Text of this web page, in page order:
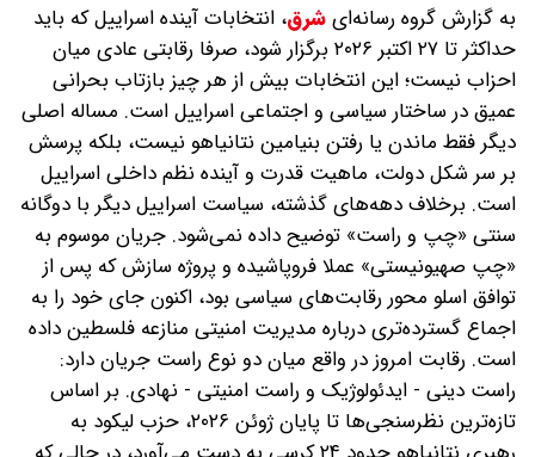
به گزارش گروه رسانه‌ایشرق، انتخابات آینده اسراییل که باید
حداکثر تا ۲۷ اکتبر ۲۰۲۶ برگزار شود، صرفا رقابتی عادی میان
احزاب نیست؛ این انتخابات بیش از هر چیز بازتاب بحرانی
عمیق در ساختار سیاسی و اجتماعی اسراییل است. مساله اصلی
دیگر فقط ماندن یا رفتن بنیامین نتانیاهو نیست، بلکه پرسش
بر سر شکل دولت، ماهیت قدرت و آینده نظم داخلی اسراییل
است. برخلاف دهه‌های گذشته، سیاست اسراییل دیگر با دوگانه
سنتی «چپ و راست» توضیح داده نمی‌شود. جریان موسوم به
«چپ صهیونیستی» عملا فروپاشیده و پروژه سازش که پس از
توافق اسلو محور رقابت‌های سیاسی بود، اکنون جای خود را به
اجماع گسترده‌تری درباره مدیریت امنیتی منازعه فلسطین داده
است. رقابت امروز در واقع میان دو نوع راست جریان دارد:
راست دینی - ایدئولوژیک و راست امنیتی - نهادی. بر اساس
تازه‌ترین نظرسنجی‌ها تا پایان ژوئن ۲۰۲۶، حزب لیکود به